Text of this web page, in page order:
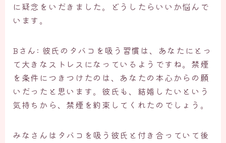
に疑念をいだきました。どうしたらいいか悩んで
います。
Bさん: 彼氏のタバコを吸う習慣は、あなたにとっ
て大きなストレスになっているようですね。禁煙
を条件につきつけたのは、あなたの本心からの願
いだったと思います。彼氏も、結婚したいという
気持ちから、禁煙を約束してくれたのでしょう。
みなさんはタバコを吸う彼氏と付き合っていて後